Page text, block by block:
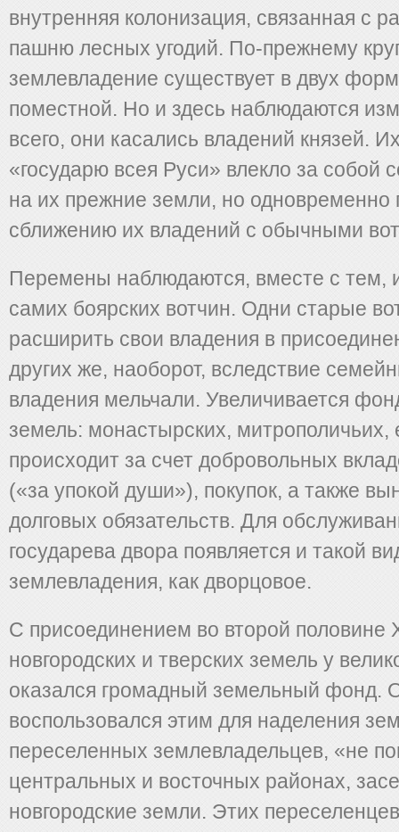
внутренняя колонизация, связанная с
пашню лесных угодий. По-прежнему
землевладение существует в двух
поместной. Но и здесь наблюдаются
всего, они касались владений князей.
«государю всея Руси» влекло за собой
на их прежние земли, но одновременно
сближению их владений с обычными
Перемены наблюдаются, вместе с тем,
самих боярских вотчин. Одни старые
расширить свои владения в
других же, наоборот, вследствие
владения мельчали. Увеличивается
земель: монастырских, митрополичьих,
происходит за счет добровольных
(«за упокой души»), покупок, а также
долговых обязательств. Для
государева двора появляется и такой
землевладения, как дворцовое.
С присоединением во второй половине
новгородских и тверских земель у
оказался громадный земельный фонд.
воспользовался этим для наделения
переселенных землевладельцев, «не
центральных и восточных районах,
новгородские земли. Этих